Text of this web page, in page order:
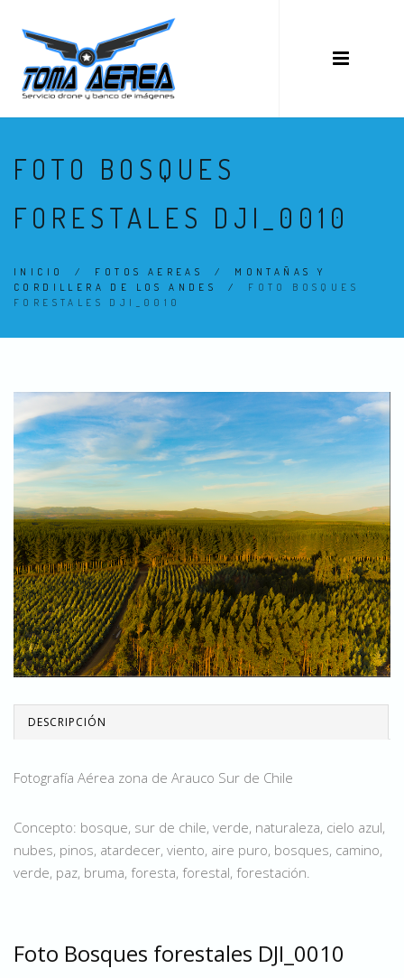
FOTO BOSQUES
FORESTALES DJI_0010
INICIO / FOTOS AEREAS / MONTAÑAS Y
CORDILLERA DE LOS ANDES
/ FOTO BOSQUES
FORESTALES DJI_0010
DESCRIPCIÓN
Fotografía Aérea zona de Arauco Sur de Chile
Concepto: bosque, sur de chile, verde, naturaleza, cielo azul,
nubes, pinos, atardecer, viento, aire puro, bosques, camino,
verde, paz, bruma, foresta, forestal, forestación.
Foto Bosques forestales DJI_0010